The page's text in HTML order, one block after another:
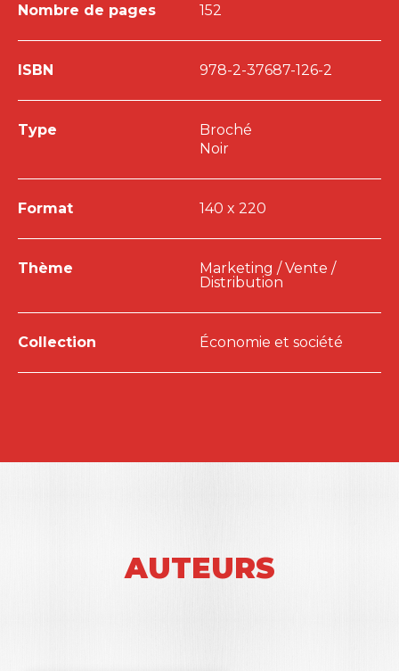
Nombre de pages 152
ISBN 978-2-37687-126-2
Type
Broché
Noir
Format 140 x 220
Thème
Marketing / Vente /
Distribution
Collection Économie et société
AUTEURS